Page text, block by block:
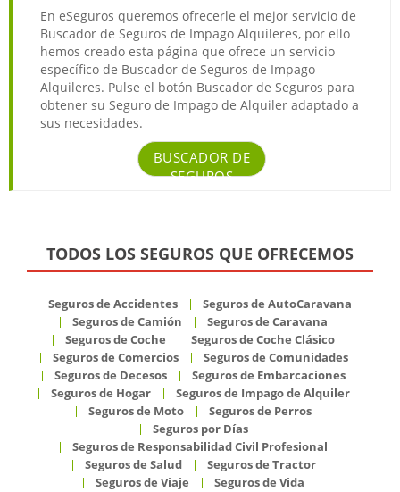
En eSeguros queremos ofrecerle el mejor servicio de
Buscador de Seguros de Impago Alquileres, por ello
hemos creado esta página que ofrece un servicio
específico de Buscador de Seguros de Impago
Alquileres. Pulse el botón Buscador de Seguros para
obtener su Seguro de Impago de Alquiler adaptado a
sus necesidades.
BUSCADOR DE
SEGUROS
TODOS LOS SEGUROS QUE OFRECEMOS
Seguros de Accidentes
Seguros de AutoCaravana
Seguros de Camión
Seguros de Caravana
Seguros de Coche
Seguros de Coche Clásico
Seguros de Comercios
Seguros de Comunidades
Seguros de Decesos
Seguros de Embarcaciones
Seguros de Hogar
Seguros de Impago de Alquiler
Seguros de Moto
Seguros de Perros
Seguros por Días
Seguros de Responsabilidad Civil Profesional
Seguros de Salud
Seguros de Tractor
Seguros de Viaje
Seguros de Vida